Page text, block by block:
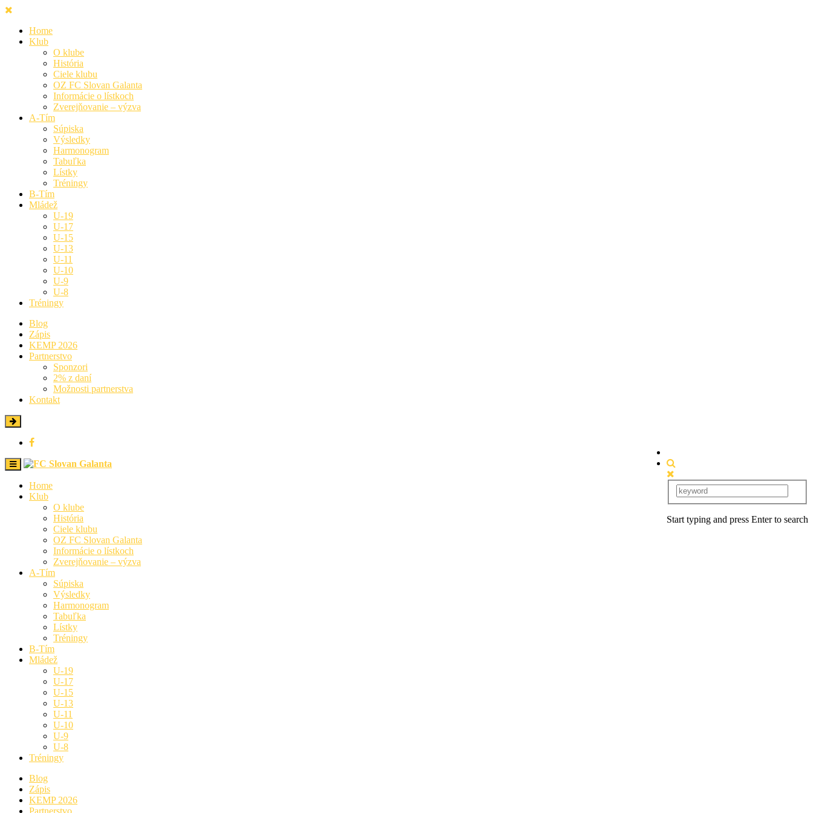
Home
Klub
O klube
História
Ciele klubu
OZ FC Slovan Galanta
Informácie o lístkoch
Zverejňovanie – výzva
A-Tím
Súpiska
Výsledky
Harmonogram
Tabuľka
Lístky
Tréningy
B-Tím
Mládež
U-19
U-17
U-15
U-13
U-11
U-10
U-9
U-8
Tréningy
Blog
Zápis
KEMP 2026
Partnerstvo
Sponzori
2% z daní
Možnosti partnerstva
Kontakt
Start typing and press Enter to search
Home
Klub
O klube
História
Ciele klubu
OZ FC Slovan Galanta
Informácie o lístkoch
Zverejňovanie – výzva
A-Tím
Súpiska
Výsledky
Harmonogram
Tabuľka
Lístky
Tréningy
B-Tím
Mládež
U-19
U-17
U-15
U-13
U-11
U-10
U-9
U-8
Tréningy
Blog
Zápis
KEMP 2026
Partnerstvo